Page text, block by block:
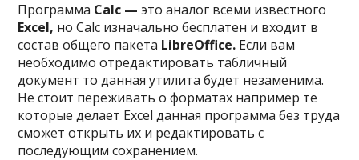
Программа Calc — это аналог всеми известного
Excel, но Calc изначально бесплатен и входит в
состав общего пакета LibreOffice. Если вам
необходимо отредактировать табличный
документ то данная утилита будет незаменима.
Не стоит переживать о форматах например те
которые делает Excel данная программа без труда
сможет открыть их и редактировать с
последующим сохранением.